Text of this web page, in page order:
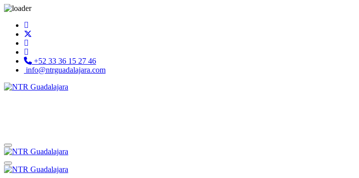
+52 33 36 15 27 46
info@ntrguadalajara.com